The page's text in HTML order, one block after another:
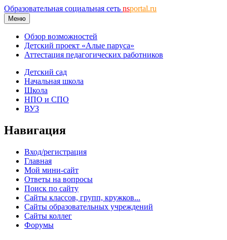
Образовательная социальная сеть nsportal.ru
Меню
Обзор возможностей
Детский проект «Алые паруса»
Аттестация педагогических работников
Детский сад
Начальная школа
Школа
НПО и СПО
ВУЗ
Навигация
Вход/регистрация
Главная
Мой мини-сайт
Ответы на вопросы
Поиск по сайту
Сайты классов, групп, кружков...
Сайты образовательных учреждений
Сайты коллег
Форумы